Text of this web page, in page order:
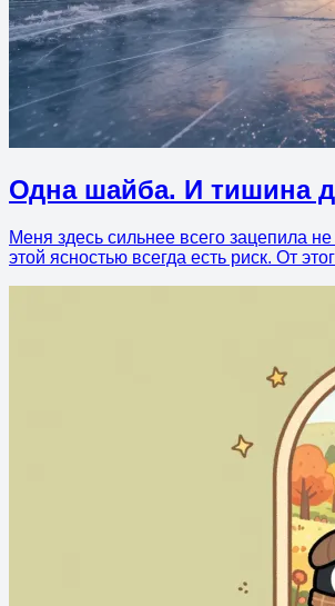
Одна шайба. И тишина
Меня здесь сильнее всего зацепила
этой ясностью всегда есть риск. От